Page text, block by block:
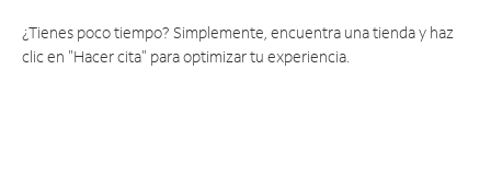
¿Tienes poco tiempo? Simplemente, encuentra una tienda y haz
clic en "Hacer cita" para optimizar tu experiencia.